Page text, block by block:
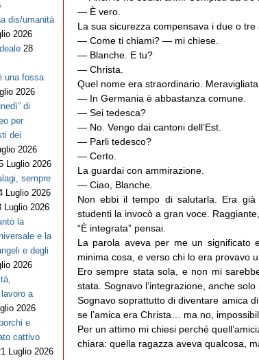
— È vero.
La sua sicurezza compensava i due o
— Come ti chiami? — mi chiese.
— Blanche. E tu?
— Christa.
Quel nome era straordinario.
— In Germania è abbastanza comune.
— Sei tedesca?
— No. Vengo dai cantoni dell’Est.
— Parli tedesco?
— Certo.
La guardai con ammirazione.
— Ciao, Blanche.
Non ebbi il tempo di salutarla. Era
studenti la invocò a gran voce.
“È integrata” pensai.
La parola aveva per me un significato
minima cosa, e verso chi lo era provavo
Ero sempre stata sola, e non mi
stata. Sognavo l’integrazione, anche
Sognavo soprattutto di diventare amica
se l’amica era Christa… ma no,
Per un attimo mi chiesi perché
chiara: quella ragazza aveva qualcosa,
dis/umanità
2026
28
una fossa
2026
di
per
dei
2026
Luglio 2026
sempre
Luglio 2026
Luglio 2026
la
e la
e degli
2026
a
2026
e
cattivo
Luglio 2026